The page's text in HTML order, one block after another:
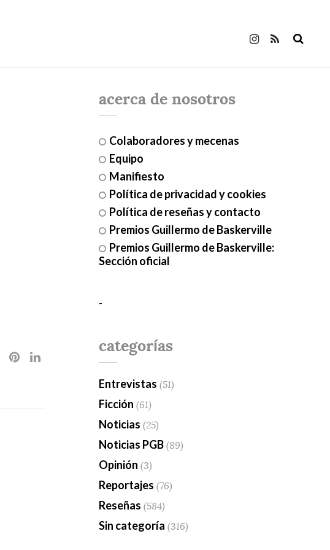
acerca de nosotros
Colaboradores y mecenas
Equipo
Manifiesto
Política de privacidad y cookies
Política de reseñas y contacto
Premios Guillermo de Baskerville
Premios Guillermo de Baskerville:
Sección oficial
-
categorías
Entrevistas (51)
Ficción (61)
Noticias (25)
Noticias PGB (89)
Opinión (3)
Reportajes (76)
Reseñas (584)
Sin categoría (316)